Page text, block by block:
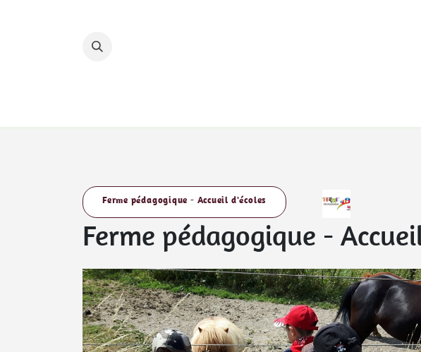
Ferme pédagogique - Accueil d'écoles
Ferme pédagogique -